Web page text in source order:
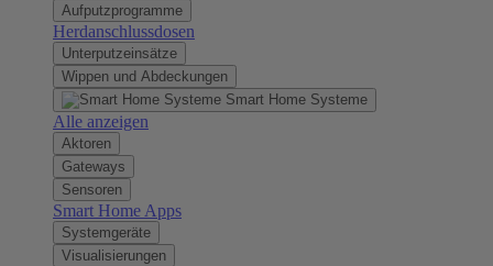
Aufputzprogramme
Herdanschlussdosen
Unterputzeinsätze
Wippen und Abdeckungen
Smart Home Systeme
Alle anzeigen
Aktoren
Gateways
Sensoren
Smart Home Apps
Systemgeräte
Visualisierungen